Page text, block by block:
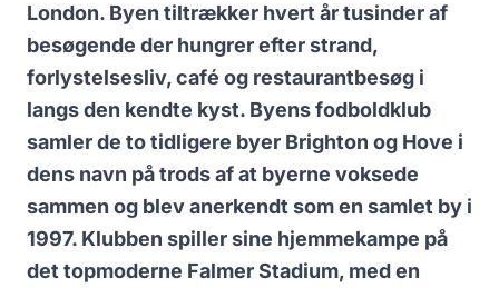
London. Byen tiltrækker hvert år tusinder af
besøgende der hungrer efter strand,
forlystelsesliv, café og restaurantbesøg i
langs den kendte kyst. Byens fodboldklub
samler de to tidligere byer Brighton og Hove i
dens navn på trods af at byerne voksede
sammen og blev anerkendt som en samlet by i
1997. Klubben spiller sine hjemmekampe på
det topmoderne Falmer Stadium, med en